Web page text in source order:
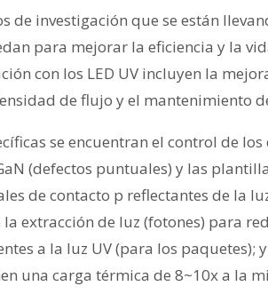
investigación que se están
para mejorar la eficiencia y la
con los LED UV incluyen la
de flujo y el mantenimiento
se encuentran el control de los
(defectos puntuales) y las
de contacto p reflectantes de la
extracción de luz (fotones) para
a la luz UV (para los paquetes);
una carga térmica de 8~10x a la